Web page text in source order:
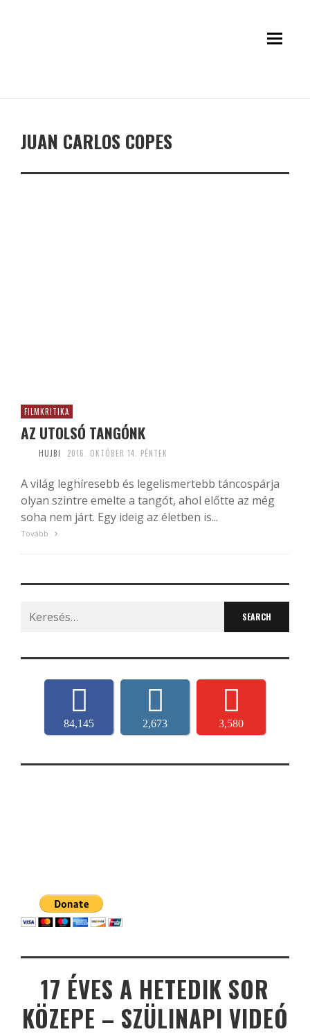
JUAN CARLOS COPES
FILMKRITIKA
AZ UTOLSÓ TANGÓNK
HUJBI 2016. OKTÓBER 14. PÉNTEK
A világ leghíresebb és legelismertebb táncospárja
olyan szintre emelte a tangót, ahol előtte az még
soha nem járt. Egy ideig az életben is...
Tovább
Search
for:
84,145 2,673 3,580
17 ÉVES A HETEDIK SOR
KÖZEPE – SZÜLINAPI VIDEÓ